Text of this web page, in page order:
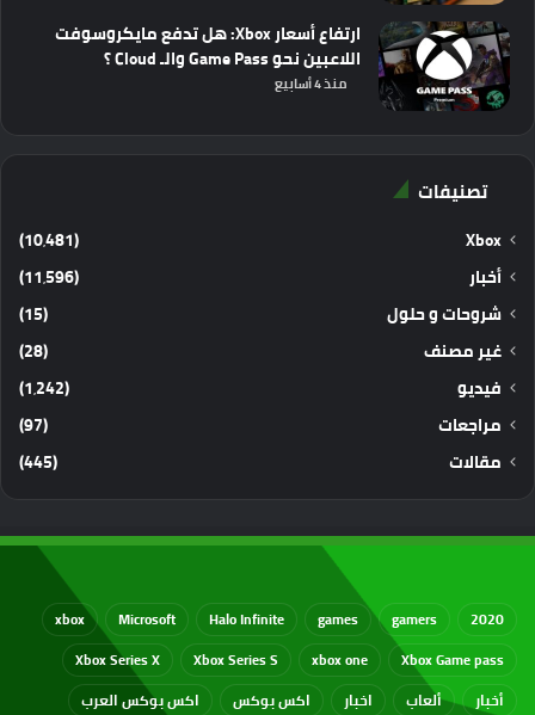
ارتفاع أسعار Xbox: هل تدفع مايكروسوفت
اللاعبين نحو Game Pass والـ Cloud ؟
منذ 4 أسابيع
تصنيفات
Xbox
(10٬481)
أخبار
(11٬596)
شروحات و حلول
(15)
غير مصنف
(28)
فيديو
(1٬242)
مراجعات
(97)
مقالات
(445)
2020
gamers
games
Halo Infinite
Microsoft
xbox
Xbox Game pass
xbox one
Xbox Series S
Xbox Series X
أخبار
ألعاب اخبار اكس بوكس
اكس بوكس العرب